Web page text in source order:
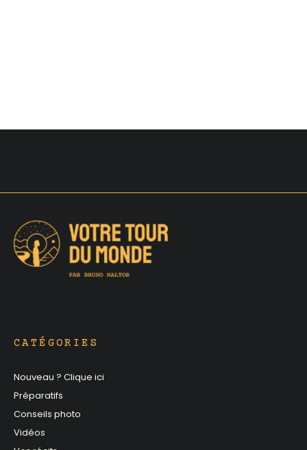
CATÉGORIES
Nouveau ? Clique ici
Préparatifs
Conseils photo
Vidéos